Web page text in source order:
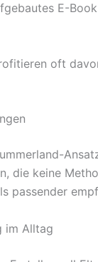
E-
oft
die keine
passender
im Alltag